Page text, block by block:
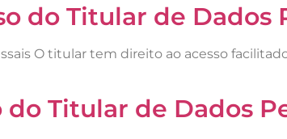
do Titular de Dados
O titular tem direito ao acesso
Titular de Dados